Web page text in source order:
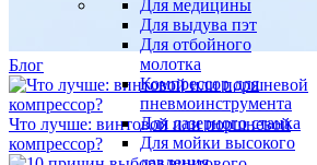
Для медицины
Для выдува пэт
Для отбойного
молотка
Компрессор для
пневмоинструмента
Для лазерного станка
Для мойки высокого
Блог
Что лучше: винтовой или поршневой
компрессор?